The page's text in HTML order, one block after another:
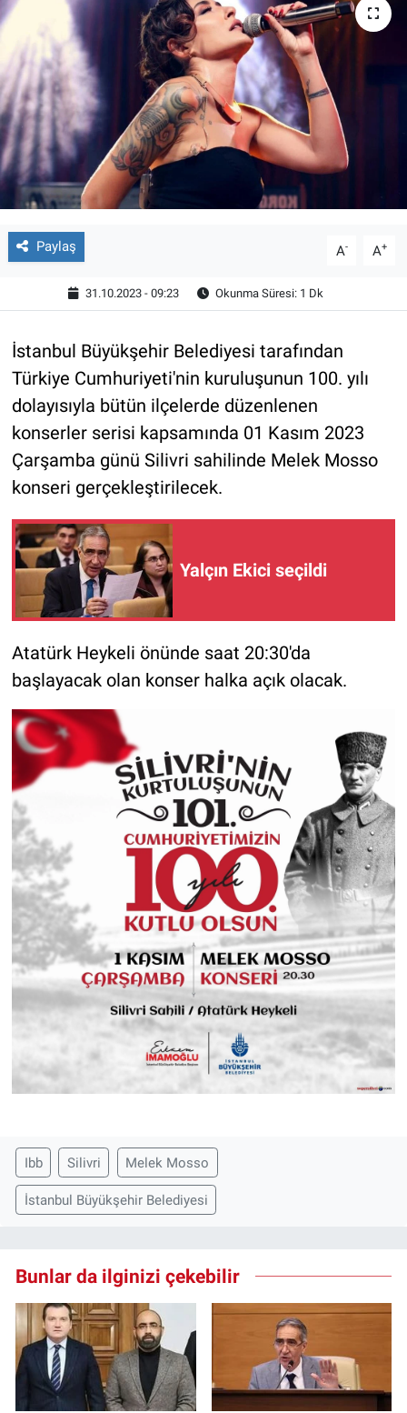
Paylaş A- A+
31.10.2023 - 09:23 Okunma Süresi: 1 Dk
İstanbul Büyükşehir Belediyesi tarafından
Türkiye Cumhuriyeti'nin kuruluşunun 100. yılı
dolayısıyla bütün ilçelerde düzenlenen
konserler serisi kapsamında 01 Kasım 2023
Çarşamba günü Silivri sahilinde Melek Mosso
konseri gerçekleştirilecek.
Yalçın Ekici seçildi
Atatürk Heykeli önünde saat 20:30'da
başlayacak olan konser halka açık olacak.
Ibb Silivri Melek Mosso
İstanbul Büyükşehir Belediyesi
Bunlar da ilginizi çekebilir